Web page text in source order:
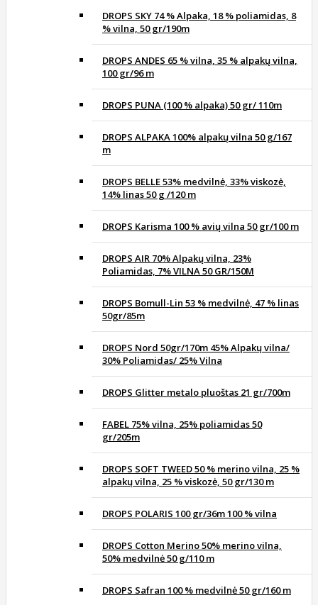
DROPS SKY 74 % Alpaka, 18 % poliamidas, 8
% vilna, 50 gr/190m
DROPS ANDES 65 % vilna, 35 % alpakų vilna,
100 gr/96 m
DROPS PUNA (100 % alpaka) 50 gr/ 110m
DROPS ALPAKA 100% alpakų vilna 50 g/167
m
DROPS BELLE 53% medvilnė, 33% viskozė,
14% linas 50 g /120 m
DROPS Karisma 100 % avių vilna 50 gr/100 m
DROPS AIR 70% Alpakų vilna, 23%
Poliamidas, 7% VILNA 50 GR/150M
DROPS Bomull-Lin 53 % medvilnė, 47 % linas
50gr/85m
DROPS Nord 50gr/170m 45% Alpakų vilna/
30% Poliamidas/ 25% Vilna
DROPS Glitter metalo pluoštas 21 gr/700m
FABEL 75% vilna, 25% poliamidas 50
gr/205m
DROPS SOFT TWEED 50 % merino vilna, 25 %
alpakų vilna, 25 % viskozė, 50 gr/130 m
DROPS POLARIS 100 gr/36m 100 % vilna
DROPS Cotton Merino 50% merino vilna,
50% medvilnė 50 g/110 m
DROPS Safran 100 % medvilnė 50 gr/160 m